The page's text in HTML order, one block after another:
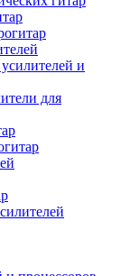
и
для